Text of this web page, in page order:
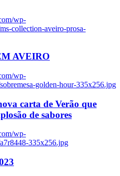
wp-
collection-aveiro-prosa-
AVEIRO
wp-
golden-hour-335x256.jpg
carta de Verão que
de sabores
wp-
335x256.jpg